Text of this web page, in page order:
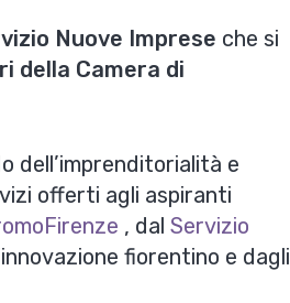
Nuove Imprese che si
della Camera di
dell’imprenditorialità e
offerti agli aspiranti
, dal Servizio
fiorentino e dagli